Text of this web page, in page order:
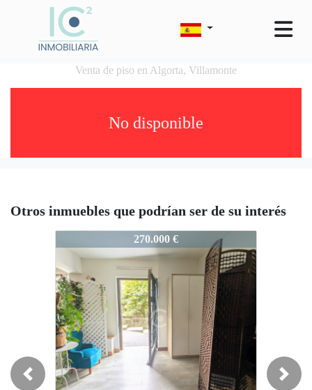
Venta de piso en Algorta, Villamonte
No disponible
Otros inmuebles que podrían ser de su interés
270.000 €
Previous Next